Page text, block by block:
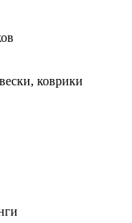
коврики